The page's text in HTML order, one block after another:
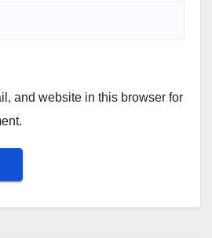
and website in this browser for